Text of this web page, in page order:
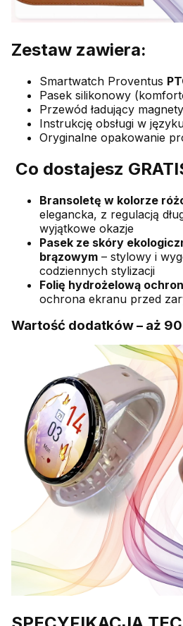
Zestaw zawiera:
Smartwatch Proventus
Pasek silikonowy
Przewód ładujący
Instrukcję obsługi w
Oryginalne opakowanie
Co dostajesz
Bransoletę w kolorze
elegancka, z regulacją
wyjątkowe okazje
Pasek ze skóry
brązowym – stylowy i
codziennych stylizacji
Folię hydrożelową
ochrona ekranu przed
Wartość dodatków – aż 90